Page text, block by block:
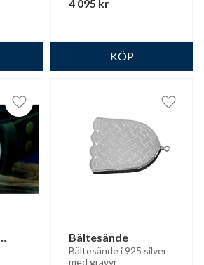
4 095 kr
Lägg till i favoriter
Bältesände
Bältesände i 925 silver
med gravyr
Lägg